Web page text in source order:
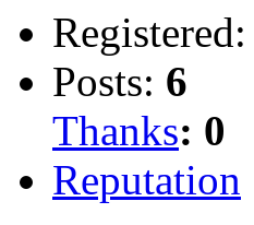
Registered:
Posts: 6
Thanks: 0
Reputation